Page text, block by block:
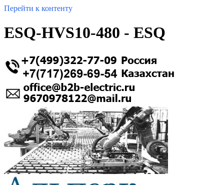
Перейти к контенту
ESQ-HVS10-480 - ESQ